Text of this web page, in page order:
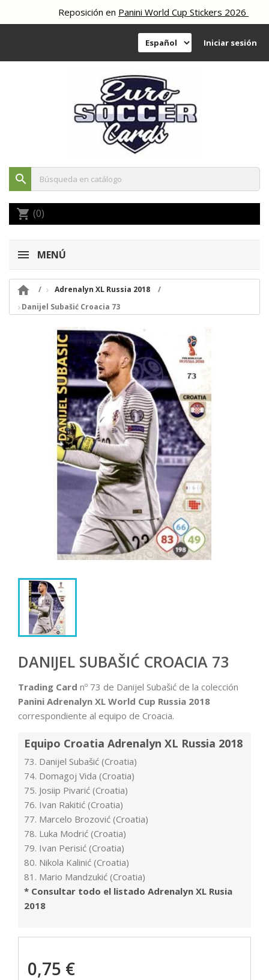
Reposición enPanini World Cup Stickers 2026
Iniciar sesión
search
shopping_cart (0)
MENÚ

Adrenalyn XL Russia 2018
Danijel Subašić Croacia 73
DANIJEL SUBAŠIĆ CROACIA 73
Trading Card nº 73 de Danijel Subašić de la colección
Panini Adrenalyn XL World Cup Russia 2018
correspondiente al equipo de Croacia.
Equipo Croatia Adrenalyn XL Russia 2018
73. Danijel Subašić (Croatia)
74. Domagoj Vida (Croatia)
75. Josiip Pivarić (Croatia)
76. Ivan Rakitić (Croatia)
77. Marcelo Brozović (Croatia)
78. Luka Modrić (Croatia)
79. Ivan Perisić (Croatia)
80. Nikola Kalinić (Croatia)
81. Mario Mandzukić (Croatia)
* Consultar todo el listado Adrenalyn XL Rusia
2018
0,75 €